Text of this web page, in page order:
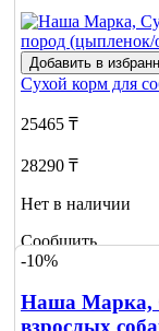
Добавить в
Сухой корм для
25465 ₸
28290 ₸
Нет в наличии
Сообщить
о наличии
-10%
Наша Марка,